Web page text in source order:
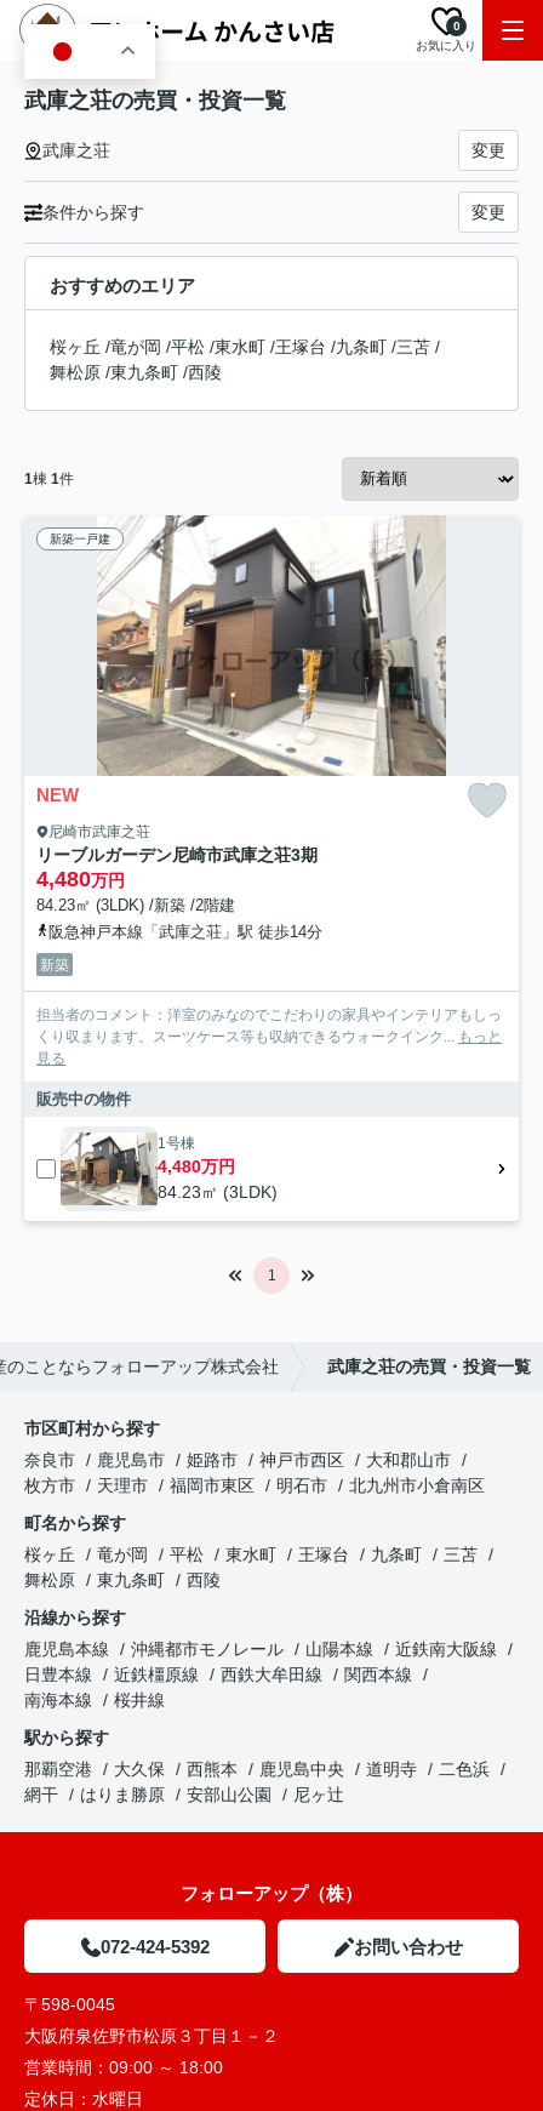
お気に入り
0
武庫之荘の売買・投資一覧
武庫之荘 変更
条件から探す 変更
おすすめのエリア
桜ヶ丘 /竜が岡 /平松 /東水町 /王塚台 /九条町 /三苫 /
舞松原 /東九条町 /西陵
1棟 1件
新築一戸建
NEW
尼崎市武庫之荘
リーブルガーデン尼崎市武庫之荘3期
4,480万円
84.23㎡ (3LDK) /新築 /2階建
阪急神戸本線「武庫之荘」駅 徒歩14分
新築
担当者のコメント：洋室のみなのでこだわりの家具やインテリアもしっ
くり収まります。スーツケース等も収納できるウォークインク... もっと
見る
販売中の物件
1号棟
4,480万円
84.23㎡ (3LDK)
1
のことならフォローアップ株式会社 武庫之荘の売買・投資一覧
市区町村から探す
奈良市
鹿児島市 姫路市 神戸市西区
大和郡山市
枚方市
天理市 福岡市東区 明石市
北九州市小倉南区
町名から探す
桜ヶ丘
竜が岡 平松 東水町 王塚台 九条町
三苫
舞松原
東九条町
西陵
沿線から探す
鹿児島本線
沖縄都市モノレール 山陽本線
近鉄南大阪線
日豊本線
近鉄橿原線 西鉄大牟田線
関西本線
南海本線
桜井線
駅から探す
那覇空港
大久保 西熊本 鹿児島中央 道明寺
二色浜
網干
はりま勝原 安部山公園 尼ヶ辻
フォローアップ（株）
072-424-5392 お問い合わせ
〒598-0045
大阪府泉佐野市松原３丁目１－２
営業時間： 09:00 ～ 18:00
定休日： 水曜日